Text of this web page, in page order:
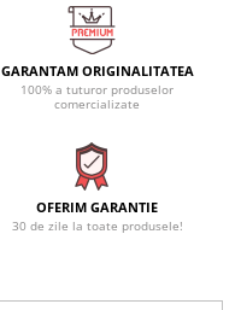
GARANTAM ORIGINALITATEA
100% a tuturor produselor
comercializate
OFERIM GARANTIE
30 de zile la toate produsele!